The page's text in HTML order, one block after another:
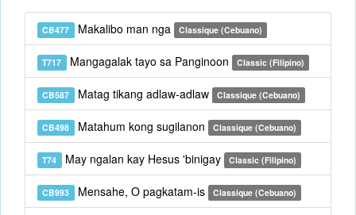
CB477 Makalibo man nga Classique (Cebuano)
T717 Mangagalak tayo sa Panginoon Classic (Filipino)
CB587 Matag tikang adlaw-adlaw Classique (Cebuano)
CB498 Matahum kong sugilanon Classique (Cebuano)
T74 May ngalan kay Hesus 'binigay Classic (Filipino)
CB993 Mensahe, O pagkatam-is Classique (Cebuano)